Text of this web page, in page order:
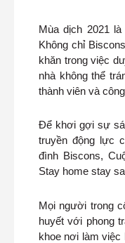
Mùa dịch 2021
Không chỉ
khăn trong việc
nhà không thể
thành viên và
Để khơi gợi sự
truyền động lực
đình Biscons,
Stay home stay
Mọi người trong
huyết với phong
khoe nơi làm việc